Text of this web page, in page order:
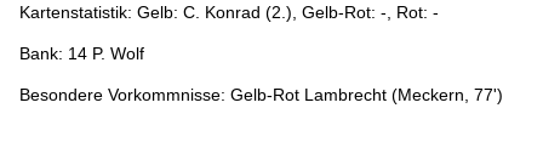
Kartenstatistik: Gelb: C. Konrad (2.), Gelb-Rot: -, Rot: -
Bank: 14 P. Wolf
Besondere Vorkommnisse: Gelb-Rot Lambrecht (Meckern, 77')